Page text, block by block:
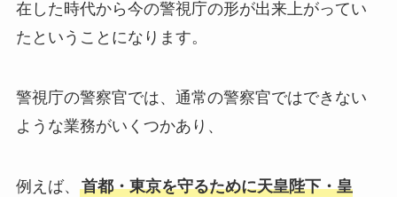
在した時代から今の警視庁の形が出来上がってい
たということになります。
警視庁の警察官では、通常の警察官ではできない
ような業務がいくつかあり、
例えば、 首都・東京を守るために天皇陛下・皇